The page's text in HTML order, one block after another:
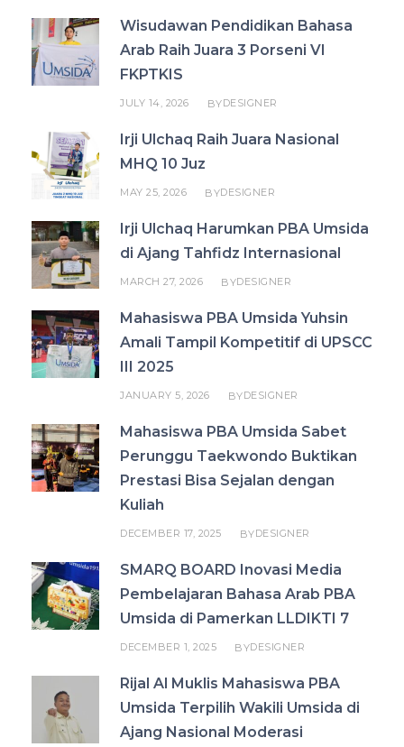
Wisudawan Pendidikan Bahasa
Arab Raih Juara 3 Porseni VI
FKPTKIS
JULY 14, 2026 BYDESIGNER
Irji Ulchaq Raih Juara Nasional
MHQ 10 Juz
MAY 25, 2026 BYDESIGNER
Irji Ulchaq Harumkan PBA Umsida
di Ajang Tahfidz Internasional
MARCH 27, 2026 BYDESIGNER
Mahasiswa PBA Umsida Yuhsin
Amali Tampil Kompetitif di UPSCC
III 2025
JANUARY 5, 2026 BYDESIGNER
Mahasiswa PBA Umsida Sabet
Perunggu Taekwondo Buktikan
Prestasi Bisa Sejalan dengan
Kuliah
DECEMBER 17, 2025 BYDESIGNER
SMARQ BOARD Inovasi Media
Pembelajaran Bahasa Arab PBA
Umsida di Pamerkan LLDIKTI 7
DECEMBER 1, 2025 BYDESIGNER
Rijal Al Muklis Mahasiswa PBA
Umsida Terpilih Wakili Umsida di
Ajang Nasional Moderasi